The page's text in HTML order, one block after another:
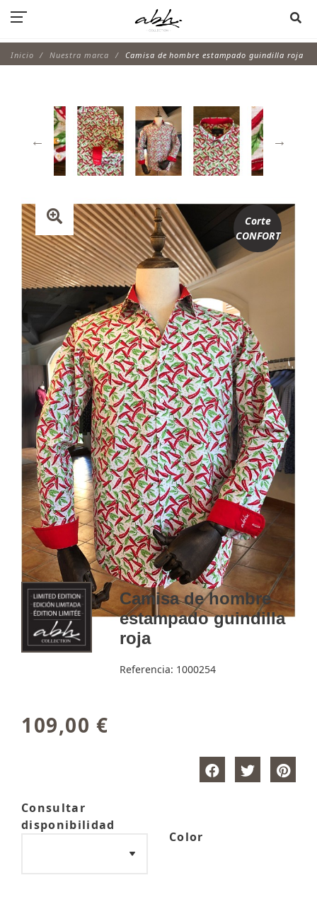
Inicio Nuestra marca Camisa de hombre estampado guindilla roja
Corte
CONFORT
Camisa de hombre
estampado guindilla
roja
Referencia: 1000254
109,00 €
Consultar
disponibilidad
Color